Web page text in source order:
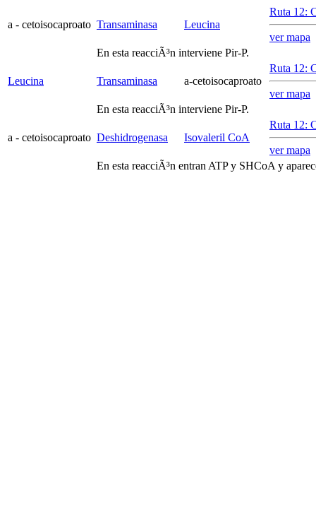
a - cetoisocaproato Transaminasa Leucina
Ruta 12:
ver mapa
En esta reacciÃ³n interviene Pir-P.
Leucina Transaminasa a-cetoisocaproato
Ruta 12:
ver mapa
En esta reacciÃ³n interviene Pir-P.
a - cetoisocaproato Deshidrogenasa Isovaleril CoA
Ruta 12:
ver mapa
En esta reacciÃ³n entran ATP y SHCoA y